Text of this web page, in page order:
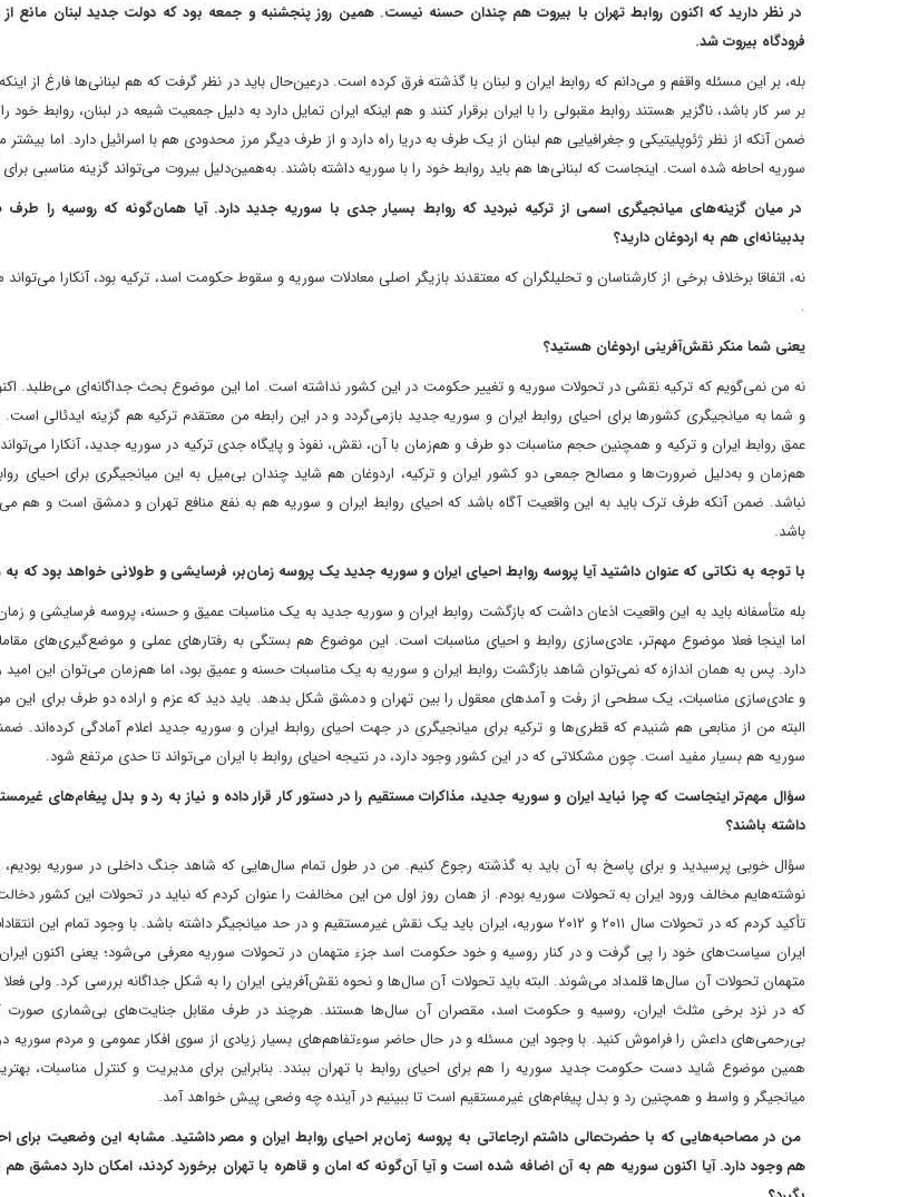
در نظر دارید که اکنون روابط تهران با بیروت هم چندان حسنه نیست. همین روز پنجشنبه و جمعه بود که دولت جدید لبنان مانع از
فرودگاه بیروت شد.
بله، بر این مسئله واقفم و می‌دانم که روابط ایران و لبنان با گذشته فرق کرده است. در‌عین‌حال باید در نظر گرفت که هم لبنانی‌ها فارغ از
بر سر کار باشد، ناگزیر هستند روابط مقبولی را با ایران برقرار کنند و هم اینکه ایران تمایل دارد به دلیل جمعیت شیعه در لبنان، روابط خود
ضمن آنکه از نظر ژئوپلیتیکی و جغرافیایی هم لبنان از یک طرف به دریا راه دارد و از طرف دیگر مرز محدودی هم با اسرائیل دارد. اما
سوریه احاطه شده است. اینجاست که لبنانی‌ها هم باید روابط خود را با سوریه داشته باشند. به‌همین‌دلیل بیروت می‌تواند گزینه مناسبی
در میان گزینه‌های میانجیگری اسمی از ترکیه نبردید که روابط بسیار جدی با سوریه جدید دارد. آیا همان‌گونه که روسیه را طرف
بدبینانه‌ای هم به اردوغان دارید؟
نه، اتفاقا برخلاف برخی از کارشناسان و تحلیلگران که معتقدند بازیگر اصلی معادلات سوریه و سقوط حکومت اسد، ترکیه بود، آنکارا
.
یعنی شما منکر نقش‌آفرینی اردوغان هستید؟
نه من نمی‌گویم که ترکیه نقشی در تحولات سوریه و تغییر حکومت در این کشور نداشته است. اما این موضوع بحث جداگانه‌ای می‌طلبد.
و شما به میانجیگری کشورها برای احیای روابط ایران و سوریه جدید بازمی‌گردد و در این رابطه من معتقدم ترکیه هم گزینه ایدئالی
عمق روابط ایران و ترکیه و همچنین حجم مناسبات دو طرف و هم‌زمان با آن، نقش، نفوذ و پایگاه جدی ترکیه در سوریه جدید، آنکارا
هم‌زمان و به‌دلیل ضرورت‌ها و مصالح جمعی دو کشور ایران و ترکیه، اردوغان هم شاید چندان بی‌میل به این میانجیگری برای احیای
نباشد. ضمن آنکه طرف ترک باید به این واقعیت آگاه باشد که احیای روابط ایران و سوریه هم به نفع منافع تهران و دمشق است و هم
باشد.
با توجه به نکاتی که عنوان داشتید آیا پروسه روابط احیای ایران و سوریه جدید یک پروسه زمان‌بر، فرسایشی و طولانی خواهد بود که به
بله متأسفانه باید به این واقعیت اذعان داشت که بازگشت روابط ایران و سوریه جدید به یک مناسبات عمیق و حسنه، پروسه فرسایشی و
اما اینجا فعلا موضوع مهم‌تر، عادی‌سازی روابط و احیای مناسبات است. این موضوع هم بستگی به رفتارهای عملی و موضع‌گیری‌های
دارد. پس به همان اندازه که نمی‌توان شاهد بازگشت روابط ایران و سوریه به یک مناسبات حسنه و عمیق بود، اما هم‌زمان می‌توان این امید
و عادی‌سازی مناسبات، یک سطحی از رفت و آمدهای معقول را بین تهران و دمشق شکل بدهد. باید دید که عزم و اراده دو طرف برای
البته من از منابعی هم شنیدم که قطری‌ها و ترکیه برای میانجیگری در جهت احیای روابط ایران و سوریه جدید اعلام آمادگی کرده‌اند.
سوریه هم بسیار مفید است. چون مشکلاتی که در این کشور وجود دارد، در نتیجه احیای روابط با ایران می‌تواند تا حدی مرتفع شود.
سؤال مهم‌تر اینجاست که چرا نباید ایران و سوریه جدید، مذاکرات مستقیم را در دستور کار قرار داده و نیاز به رد و بدل پیغام‌های
داشته باشند؟
سؤال خوبی پرسیدید و برای پاسخ به آن باید به گذشته رجوع کنیم. من در طول تمام سال‌هایی که شاهد جنگ داخلی در سوریه
نوشته‌هایم مخالف ورود ایران به تحولات سوریه بودم. از همان روز اول من این مخالفت را عنوان کردم که نباید در تحولات این کشور
تأکید کردم که در تحولات سال ۲۰۱۱ و ۲۰۱۲ سوریه، ایران باید یک نقش غیرمستقیم و در حد میانجیگر داشته باشد. با وجود تمام
ایران سیاست‌های خود را پی گرفت و در کنار روسیه و خود حکومت اسد جزء متهمان در تحولات سوریه معرفی می‌شود؛ یعنی اکنون
متهمان تحولات آن سال‌ها قلمداد می‌شوند. البته باید تحولات آن سال‌ها و نحوه نقش‌آفرینی ایران را به شکل جداگانه بررسی کرد. ولی
که در نزد برخی مثلث ایران، روسیه و حکومت اسد، مقصران آن سال‌ها هستند. هرچند در طرف مقابل جنایت‌های بی‌شماری صورت
بی‌رحمی‌های داعش را فراموش کنید. با وجود این مسئله و در حال حاضر سوءتفاهم‌های بسیار زیادی از سوی افکار عمومی و مردم سوریه در
همین موضوع شاید دست حکومت جدید سوریه را هم برای احیای روابط با تهران ببندد. بنابراین برای مدیریت و کنترل مناسبات، بهترین
میانجیگر و واسط و همچنین رد و بدل پیغام‌های غیرمستقیم است تا ببینیم در آینده چه وضعی پیش خواهد آمد.
من در مصاحبه‌هایی که با حضرت‌عالی داشتم ارجاعاتی به پروسه زمان‌بر احیای روابط ایران و مصر داشتید. مشابه این وضعیت برای
هم وجود دارد. آیا اکنون سوریه هم به آن اضافه شده است و آیا آن‌گونه که امان و قاهره با تهران برخورد کردند، امکان دارد دمشق